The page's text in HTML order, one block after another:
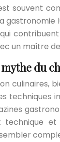
souvent
un maître
du
techniques
technique